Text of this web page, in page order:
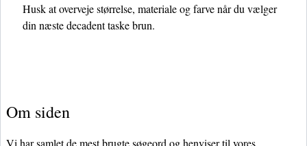
Husk at overveje størrelse, materiale og farve når du vælger
din næste decadent taske brun.
Om siden
Vi har samlet de mest brugte søgeord og henviser til vores